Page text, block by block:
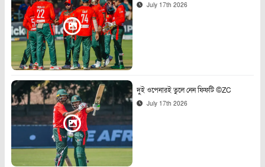
July 17th 2026
দুই ওপেনারই তুলে নেন ফিফটি ©ZC
July 17th 2026